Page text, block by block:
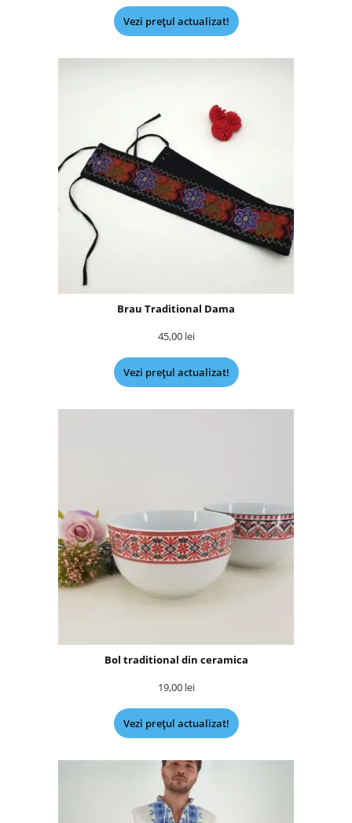
Vezi prețul actualizat!
Brau Traditional Dama
45,00 lei
Vezi prețul actualizat!
Bol traditional din ceramica
19,00 lei
Vezi prețul actualizat!